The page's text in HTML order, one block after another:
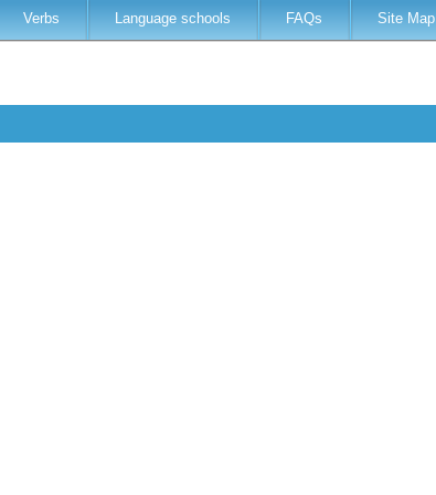
Verbs Language schools FAQs Site Map